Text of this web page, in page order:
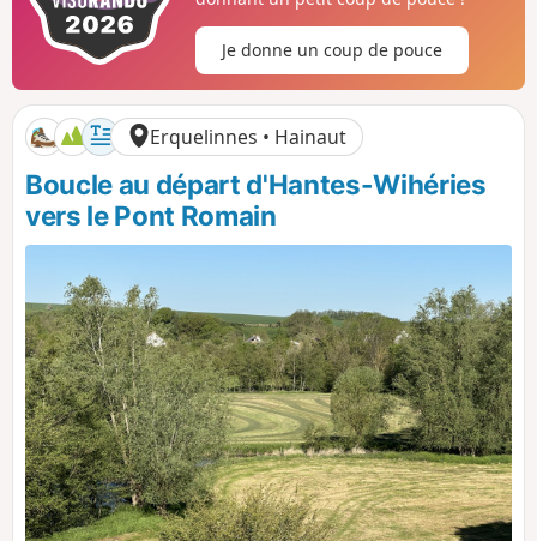
f
i
f
Je donne un coup de pouce
Erquelinnes • Hainaut
Boucle au départ d'Hantes-Wihéries
vers le Pont Romain